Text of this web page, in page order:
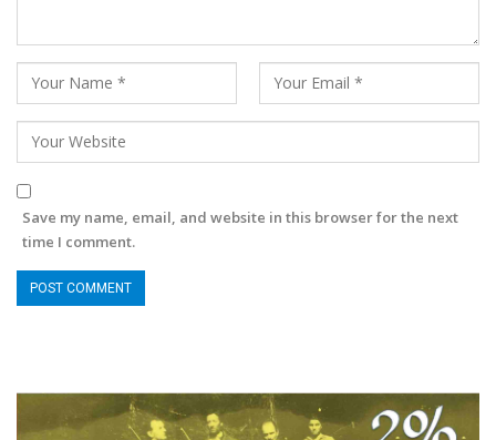
Save my name, email, and website in this browser for the next
time I comment.